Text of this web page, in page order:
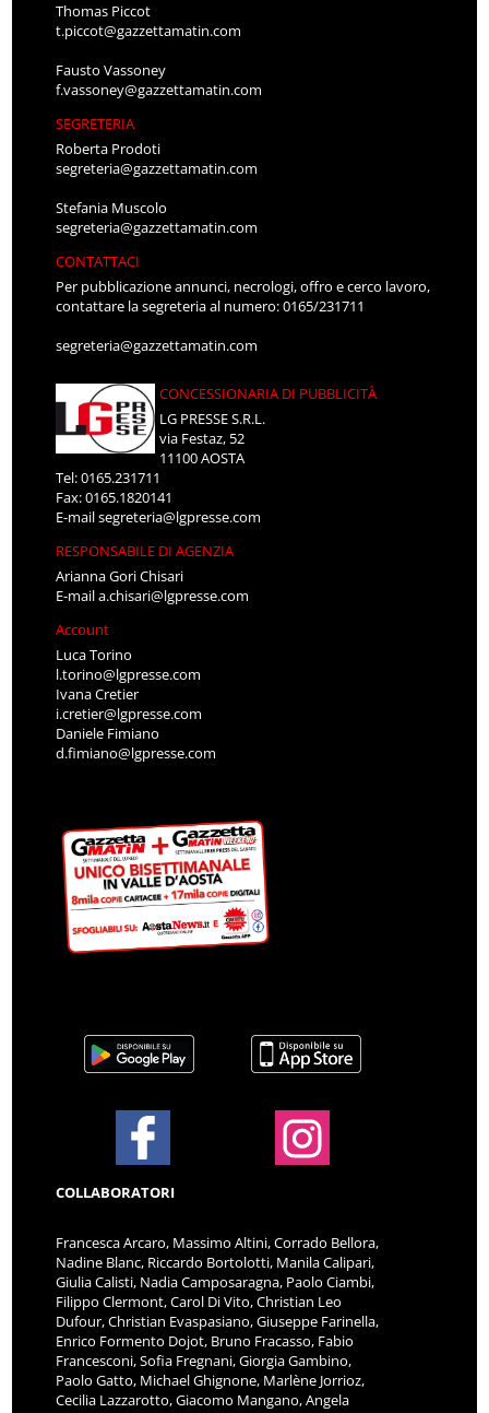
Thomas Piccot
t.piccot@gazzettamatin.com
Fausto Vassoney
f.vassoney@gazzettamatin.com
SEGRETERIA
Roberta Prodoti
segreteria@gazzettamatin.com
Stefania Muscolo
segreteria@gazzettamatin.com
CONTATTACI
Per pubblicazione annunci, necrologi, offro e cerco lavoro,
contattare la segreteria al numero: 0165/231711
segreteria@gazzettamatin.com
CONCESSIONARIA DI PUBBLICITÀ
LG PRESSE S.R.L.
via Festaz, 52
11100 AOSTA
Tel: 0165.231711
Fax: 0165.1820141
E-mailsegreteria@lgpresse.com
RESPONSABILE DI AGENZIA
Arianna Gori Chisari
E-maila.chisari@lgpresse.com
Account
Luca Torino
l.torino@lgpresse.com
Ivana Cretier
i.cretier@lgpresse.com
Daniele Fimiano
d.fimiano@lgpresse.com
COLLABORATORI
Francesca Arcaro, Massimo Altini, Corrado Bellora,
Nadine Blanc, Riccardo Bortolotti, Manila Calipari,
Giulia Calisti, Nadia Camposaragna, Paolo Ciambi,
Filippo Clermont, Carol Di Vito, Christian Leo
Dufour, Christian Evaspasiano, Giuseppe Farinella,
Enrico Formento Dojot, Bruno Fracasso, Fabio
Francesconi, Sofia Fregnani, Giorgia Gambino,
Paolo Gatto, Michael Ghignone, Marlène Jorrioz,
Cecilia Lazzarotto, Giacomo Mangano, Angela